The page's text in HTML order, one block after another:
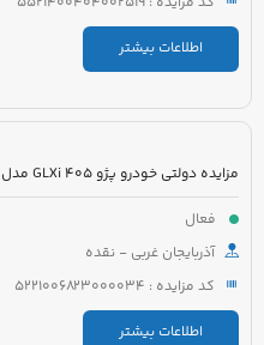
اطلاعات بیشتر
فعال
آذربایجان غربی - نقده
کد مزایده : 5221006823000034
اطلاعات بیشتر